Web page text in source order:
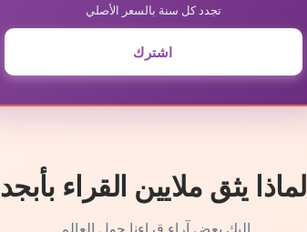
تجدد كل سنة بالسعر الأصلي
اشترك
لماذا يثق ملايين القراء بأبجد